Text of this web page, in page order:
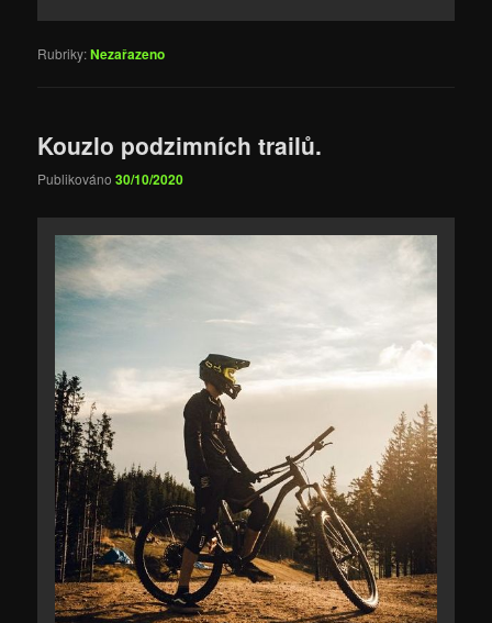
Rubriky:Nezařazeno
Kouzlo podzimních trailů.
Publikováno30/10/2020